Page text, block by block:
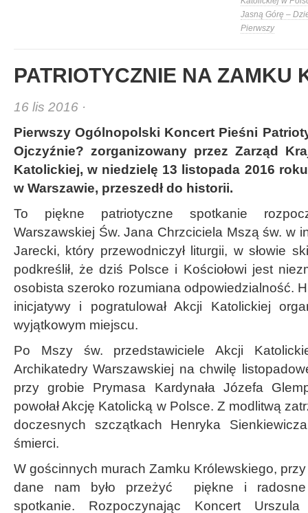
Jasną Górę –
Pierwszy
PATRIOTYCZNIE NA ZAMKU
16 lis 2016 ·
Pierwszy Ogólnopolski Koncert Pieśni
Ojczyźnie? zorganizowany przez Zarząd
Katolickiej, w niedzielę 13 listopada 2016
w Warszawie, przeszedł do historii.
To piękne patriotyczne spotkanie
Warszawskiej Św. Jana Chrzciciela Mszą św. w
Jarecki, który przewodniczył liturgii, w słowie
podkreślił, że dziś Polsce i Kościołowi jest
osobista szeroko rozumiana odpowiedzialność.
inicjatywy i pogratulował Akcji Katolickiej
wyjątkowym miejscu.
Po Mszy św. przedstawiciele Akcji
Archikatedry Warszawskiej na chwilę
przy grobie Prymasa Kardynała Józefa
powołał Akcję Katolicką w Polsce. Z modlitwą
doczesnych szczątkach Henryka
śmierci.
W gościnnych murach Zamku Królewskiego,
dane nam było przeżyć piękne i radosne
spotkanie. Rozpoczynając Koncert